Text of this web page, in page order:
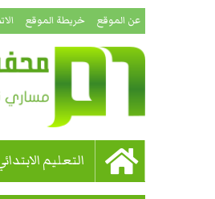
عن الموقع خريطة الموقع
التعليم